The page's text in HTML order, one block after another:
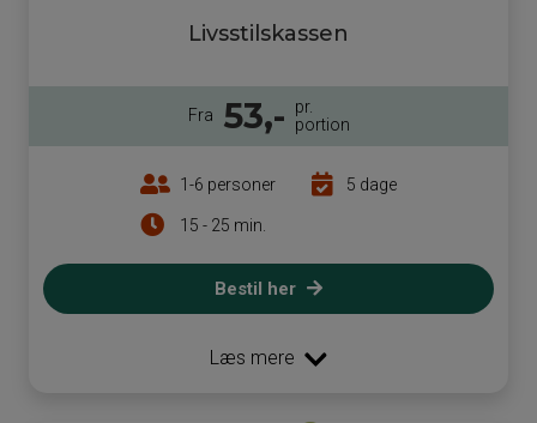
Livsstilskassen
Fra 53,-
pr.
portion
1-6 personer
15 - 25 min.
5 dage
Bestil her
Læs mere